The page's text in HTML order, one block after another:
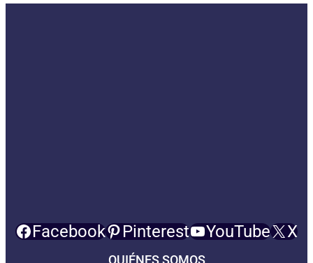
Facebook Pinterest YouTube X